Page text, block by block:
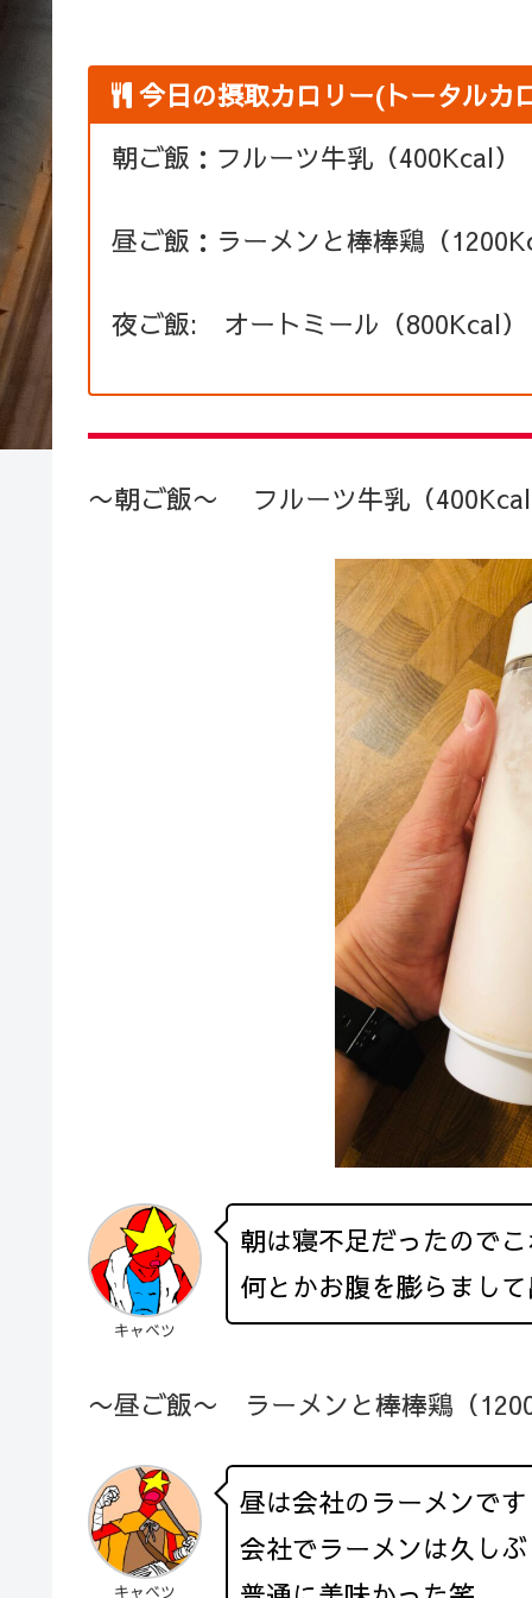
今日の摂取カロリー(トータルカ
朝ご飯：フルーツ牛乳（400Kcal）
昼ご飯：ラーメンと棒棒鶏（
夜ご飯: オートミール（800Kcal）
〜朝ご飯〜 フルーツ牛乳（
キャベツ
朝は寝不足だったので
何とかお腹を膨らまし
〜昼ご飯〜 ラーメンと棒棒鶏（
キャベツ
昼は会社のラーメンで
会社でラーメンは久し